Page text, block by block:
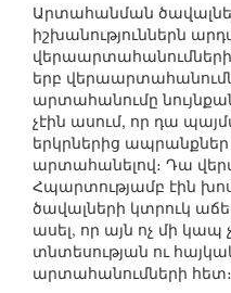
Արտահանման
իշխանություններն
երբ
արտահանումը
չէին ասում, որ դա
երկրներից ապրանքներ
արտահանելով։ Դա
Հպարտությամբ էին
ծավալների կտրուկ
ասել, որ այն ոչ մի
տնտեսության ու
արտահանումների հետ։